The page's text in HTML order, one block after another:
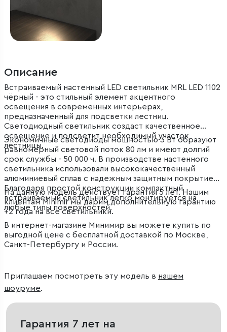
Описание
Встраиваемый настенный LED светильник MRL LED 1102
чёрный - это стильный элемент акцентного
освещения в современных интерьерах,
предназначенный для подсветки лестниц.
Светодиодный светильник создаст качественное
освещение и подсветит необходимый участок
лестницы.
Экономичные светодиоды мощностью 3 Вт образуют
равномерный световой поток 80 лм и имеют долгий
срок службы - 50 000 ч. В производстве настенного
светильника использовали высококачественный
алюминиевый сплав с надежным защитным покрытием.
Благодаря простой конструкции компактный
встраиваемый светильник легко монтируется на
любые типы поверхностей.
На данную модель действует гарантия 5 лет. Нашим
клиентам Minimir мы дарим дополнительную гарантию
+2 года на все светильники.
В интернет-магазине Минимир вы можете купить по
выгодной цене с бесплатной доставкой по Москве,
Санкт-Петербургу и России.
Приглашаем посмотреть эту модель в нашем
шоуруме.
Гарантия 7 лет на